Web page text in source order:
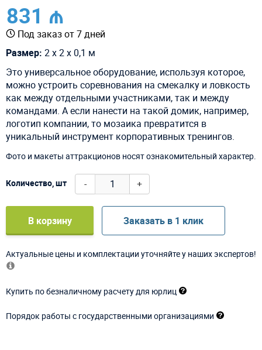
831 ₼
Под заказ от 7 дней
Размер: 2 х 2 х 0,1 м
Это универсальное оборудование, используя которое,
можно устроить соревнования на смекалку и ловкость
как между отдельными участниками, так и между
командами. А если нанести на такой домик, например,
логотип компании, то мозаика превратится в
уникальный инструмент корпоративных тренингов.
Фото и макеты аттракционов носят ознакомительный характер.
Количество, шт - +
В корзину Заказать в 1 клик
Актуальные цены и комплектации уточняйте у наших экспертов!
Купить по безналичному расчету для юрлиц
Порядок работы с государственными организациями